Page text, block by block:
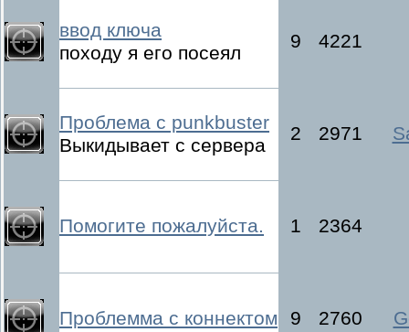
ввод ключа
походу я его посеял
9 4221
Проблема с punkbuster
Выкидывает с сервера
2 2971
Помогите пожалуйста. 1 2364
Проблемма с коннектом 9 2760